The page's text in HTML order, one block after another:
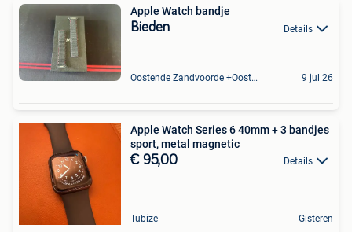
Apple Watch bandje
Bieden Details
Oostende Zandvoorde +Oostende 9 jul 26
Apple Watch Series 6 40mm + 3 bandjes
sport, metal magnetic
€ 95,00 Details
Tubize Gisteren